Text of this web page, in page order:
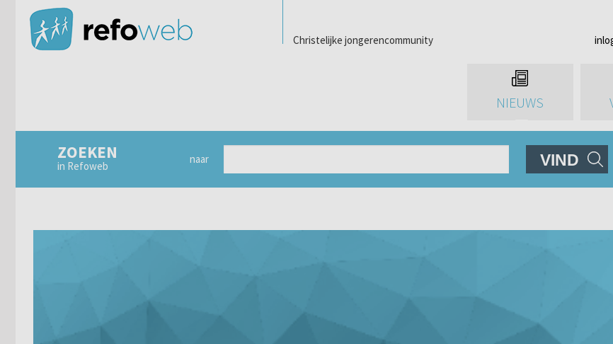
Christelijke jongerencommunity
NIEUWS
ZOEKEN
in Refoweb
naar VIND